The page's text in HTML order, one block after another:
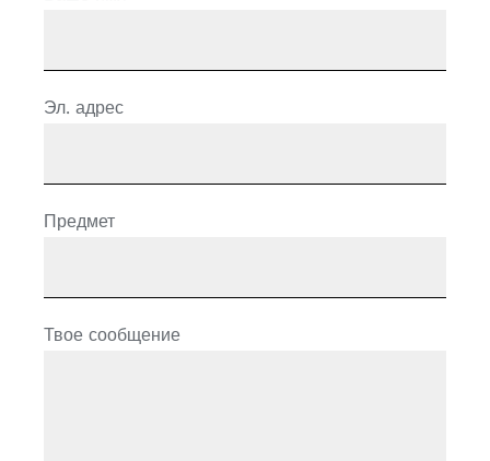
Эл. адрес
Предмет
Твое сообщение